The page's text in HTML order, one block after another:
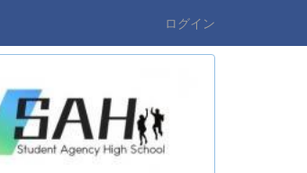
ログイン